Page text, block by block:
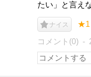
たい」と言え
ナイス ★1
コメント(0)